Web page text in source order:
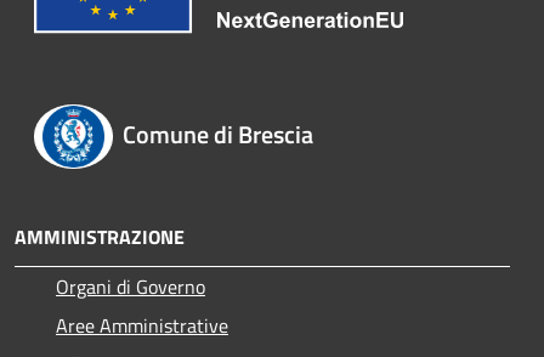
Comune di Brescia
AMMINISTRAZIONE
Organi di Governo
Aree Amministrative